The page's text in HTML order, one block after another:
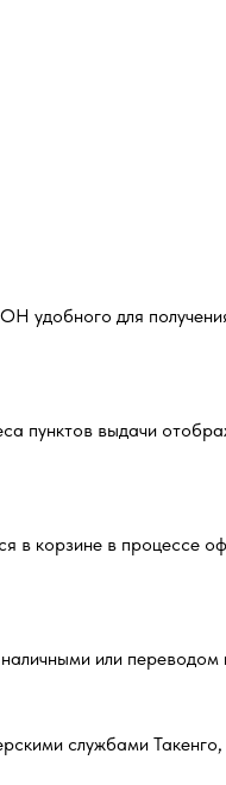
удобного для
выдачи
корзине в процессе
или переводом
службами